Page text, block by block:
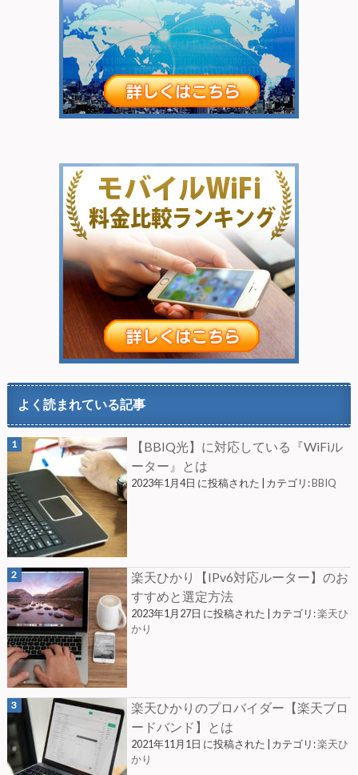
よく読まれている記事
【BBIQ光】に対応している『WiFiル
ーター』とは
2023年1月4日 に投稿された カテゴリ:BBIQ
楽天ひかり【IPv6対応ルーター】のお
すすめと選定方法
2023年1月27日 に投稿された カテゴリ:楽天ひ
かり
楽天ひかりのプロバイダー【楽天ブロ
ードバンド】とは
2021年11月1日 に投稿された カテゴリ:楽天ひ
かり